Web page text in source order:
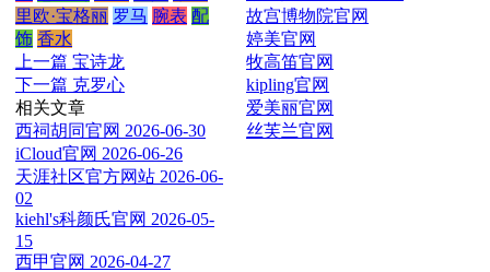
里欧·宝格丽 罗马 腕表 配
饰 香水
上一篇 宝诗龙
下一篇 克罗心
相关文章
西祠胡同官网 2026-06-30
iCloud官网 2026-06-26
天涯社区官方网站 2026-06-
02
kiehl's科颜氏官网 2026-05-
15
西甲官网 2026-04-27
故宫博物院官网
婷美官网
牧高笛官网
kipling官网
爱美丽官网
丝芙兰官网